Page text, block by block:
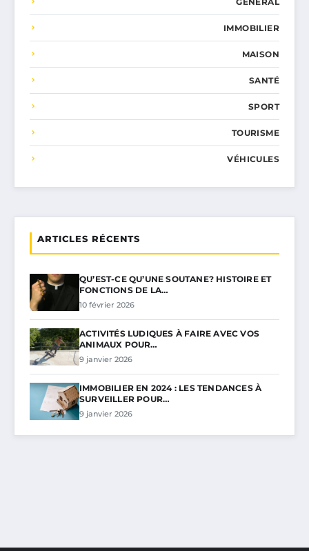
IMMOBILIER
MAISON
SANTÉ
SPORT
TOURISME
VÉHICULES
ARTICLES RÉCENTS
QU’EST-CE QU’UNE SOUTANE? HISTOIRE ET
FONCTIONS DE LA…
10 février 2026
ACTIVITÉS LUDIQUES À FAIRE AVEC VOS
ANIMAUX POUR…
9 janvier 2026
IMMOBILIER EN 2024 : LES TENDANCES À
SURVEILLER POUR…
9 janvier 2026